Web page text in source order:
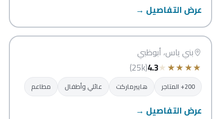
عرض التفاصيل →
أبوظبي
بوابة الشرق مول
بني ياس، أبوظبي
★
★
★
★
★
4.3
(25k)
200+ المتاجر هايبرماركت عائلي وأطفال مطاعم
عرض التفاصيل →